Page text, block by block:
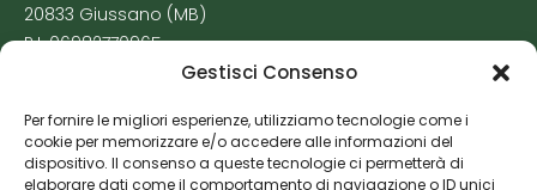
Gestisci Consenso
Per fornire le migliori esperienze, utilizziamo tecnologie come i
cookie per memorizzare e/o accedere alle informazioni del
dispositivo. Il consenso a queste tecnologie ci permetterà di
elaborare dati come il comportamento di navigazione o ID unici
20833 Giussano (MB)
P.I. 06982770965
Cookie Policy
Risorse Aggiuntive